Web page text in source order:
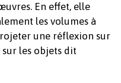
En effet, elle
les volumes à
une réflexion sur
sur les objets dit